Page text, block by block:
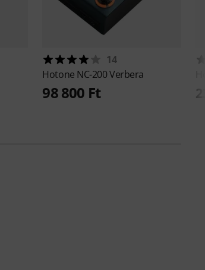
14
Hotone NC-200 Verbera
98 800 Ft